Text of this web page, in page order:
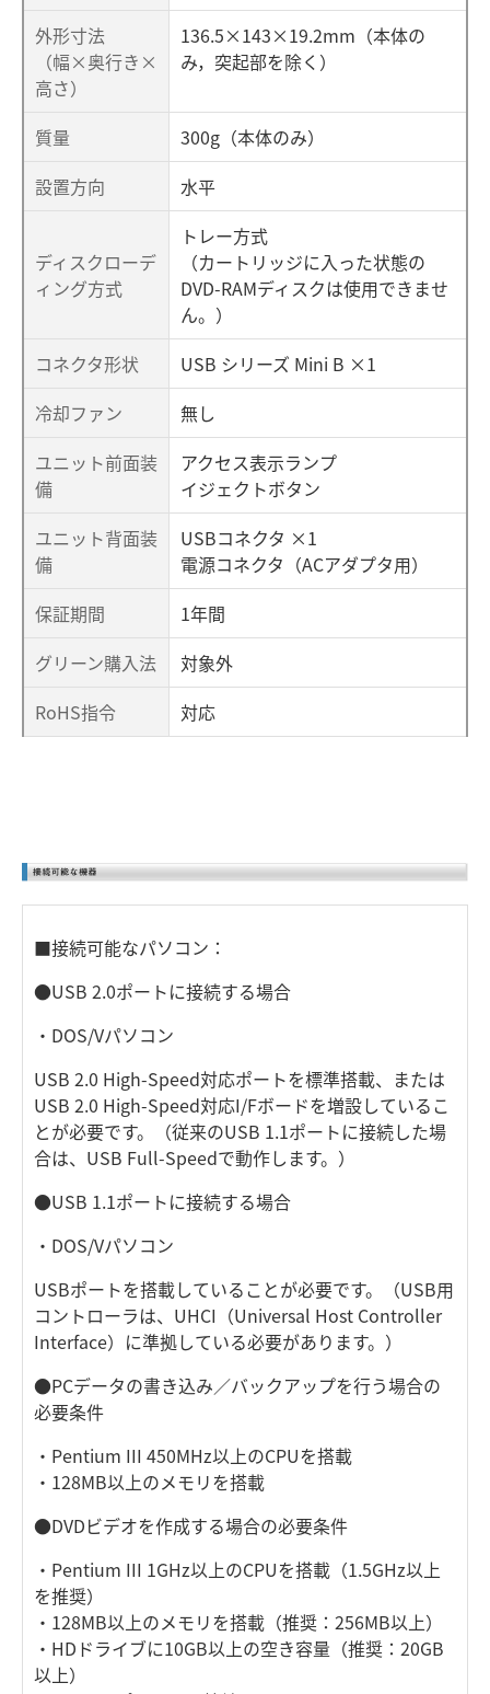
外形寸法
（幅×奥行き×
高さ）
136.5×143×19.2mm（本体の
み，突起部を除く）
質量
300g（本体のみ）
設置方向
水平
ディスクローデ
ィング方式
トレー方式
（カートリッジに入った状態の
DVD-RAMディスクは使用できませ
ん。）
コネクタ形状
USB シリーズ Mini B ×1
冷却ファン
無し
ユニット前面装
備
アクセス表示ランプ
イジェクトボタン
ユニット背面装
備
USBコネクタ ×1
電源コネクタ（ACアダプタ用）
保証期間
1年間
グリーン購入法
対象外
RoHS指令
対応
■接続可能なパソコン：
●USB 2.0ポートに接続する場合
・DOS/Vパソコン
USB 2.0 High-Speed対応ポートを標準搭載、または
USB 2.0 High-Speed対応I/Fボードを増設しているこ
とが必要です。（従来のUSB 1.1ポートに接続した場
合は、USB Full-Speedで動作します。）
●USB 1.1ポートに接続する場合
・DOS/Vパソコン
USBポートを搭載していることが必要です。（USB用
コントローラは、UHCI（Universal Host Controller
Interface）に準拠している必要があります。）
●PCデータの書き込み／バックアップを行う場合の
必要条件
・Pentium III 450MHz以上のCPUを搭載
・128MB以上のメモリを搭載
●DVDビデオを作成する場合の必要条件
・Pentium III 1GHz以上のCPUを搭載（1.5GHz以上
を推奨）
・128MB以上のメモリを搭載（推奨：256MB以上）
・HDドライブに10GB以上の空き容量（推奨：20GB
以上）